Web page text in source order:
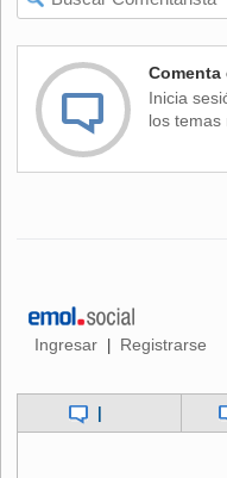
en efecto, dejar sin
hidroeléctrico
Sin embargo, el titular
marco de los derechos
estima necesario puede
de Valdivia, hasta
El ministro fue enfático
consideren todos los
medidas de mitigación,
Inicia
los temas
Ingresar Registrarse